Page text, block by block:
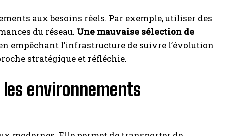
aux besoins réels. Par exemple, utiliser des
du réseau. Une mauvaise sélection de
empêchant l’infrastructure de suivre l’évolution
stratégique et réfléchie.
environnements